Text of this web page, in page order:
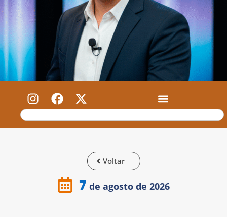
Voltar
7 de agosto de 2026